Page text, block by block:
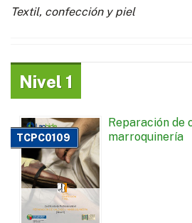
Textil, confección y piel
Nivel 1
TCPC0109
Reparación de
marroquinería